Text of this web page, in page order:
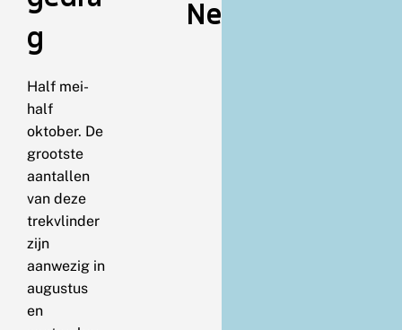
g
Half mei-
half
oktober. De
grootste
aantallen
van deze
trekvlinder
zijn
aanwezig in
augustus
en
Nederland